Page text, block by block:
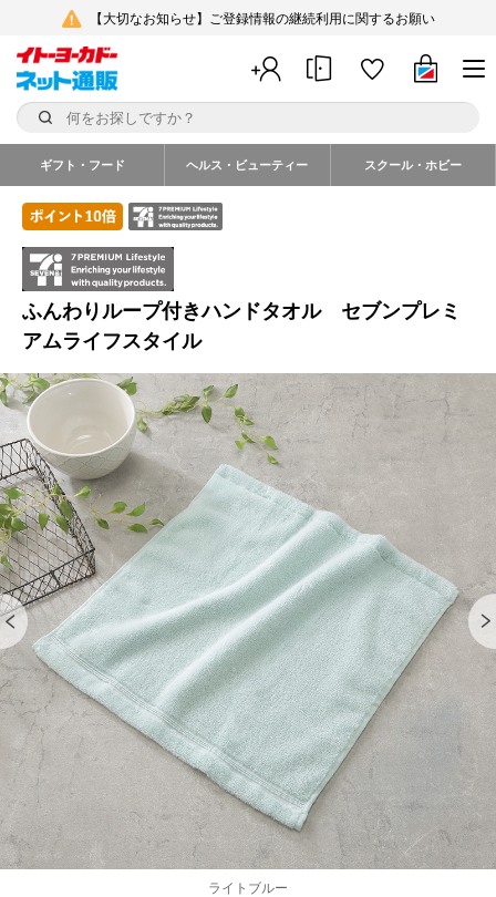
【大切なお知らせ】ご登録情報の継続利用に関するお願い
ギフト・フード ヘルス・ビューティー スクール・ホビー
ふんわりループ付きハンドタオル セブンプレミ
アムライフスタイル
ライトブルー